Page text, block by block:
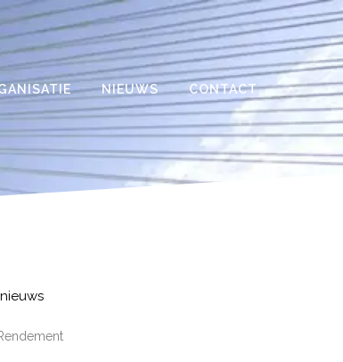
NIEUWS CONTACT